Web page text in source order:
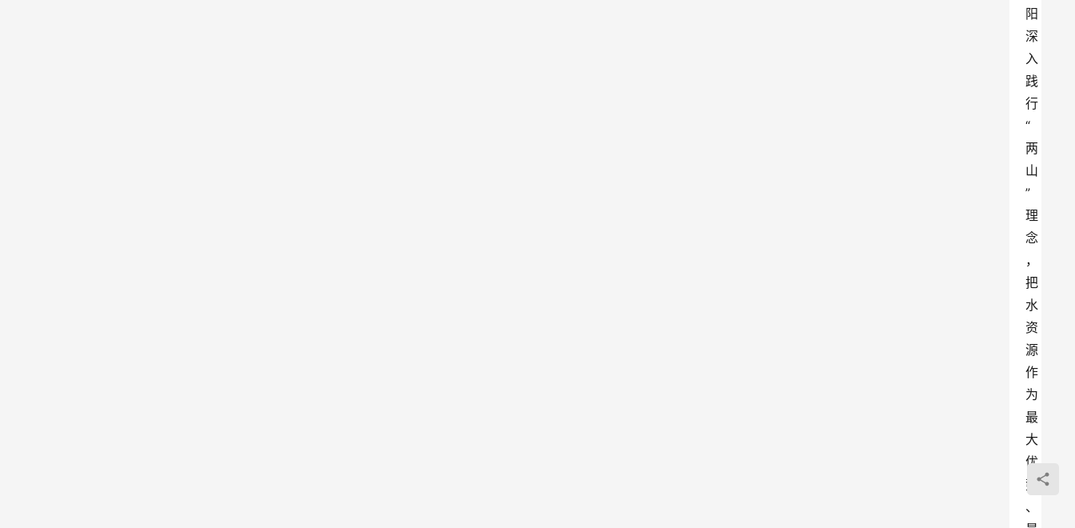
阳
深
入
践
行
“
两
山
”
理
念
，
把
水
资
源
作
为
最
大
优
势
、